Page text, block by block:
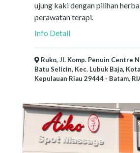
ujung kaki dengan pilihan
perawatan terapi.
Info Detail
Ruko, Jl. Komp. Penuin Centre
Batu Selicin, Kec. Lubuk Baja,
Kepulauan Riau 29444 - Batam,